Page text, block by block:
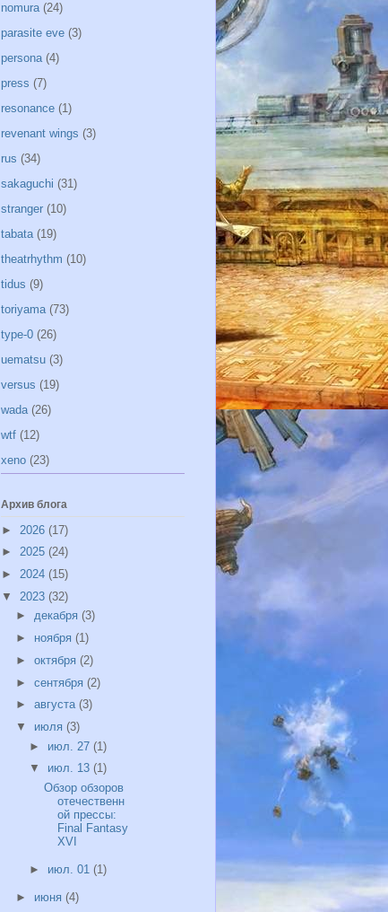
nomura (24)
parasite eve (3)
persona (4)
press (7)
resonance (1)
revenant wings (3)
rus (34)
sakaguchi (31)
stranger (10)
tabata (19)
theatrhythm (10)
tidus (9)
toriyama (73)
type-0 (26)
uematsu (3)
versus (19)
wada (26)
wtf (12)
xeno (23)
Архив блога
► 2026 (17)
► 2025 (24)
► 2024 (15)
▼ 2023 (32)
► декабря (3)
► ноября (1)
► октября (2)
► сентября (2)
► августа (3)
▼ июля (3)
► июл. 27(1)
▼ июл. 13(1)
Обзор обзоров
отечественн
ой прессы:
Final Fantasy
XVI
► июл. 01(1)
► июня (4)